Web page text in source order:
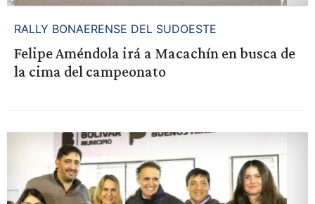
RALLY BONAERENSE DEL SUDOESTE
Felipe Améndola irá a Macachín en busca de
la cima del campeonato